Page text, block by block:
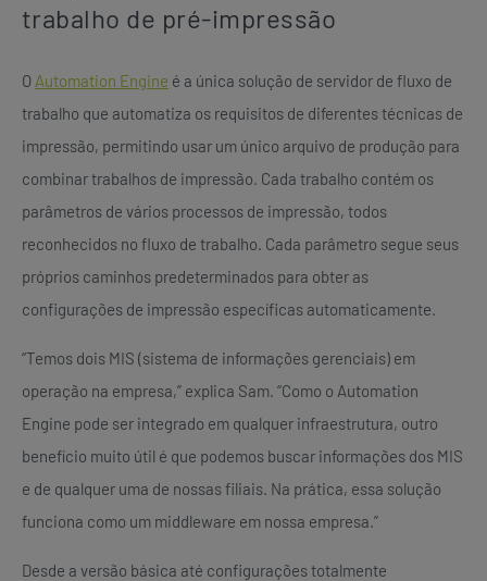
trabalho de pré-impressão
O Automation Engine é a única solução de servidor de fluxo de
trabalho que automatiza os requisitos de diferentes técnicas de
impressão, permitindo usar um único arquivo de produção para
combinar trabalhos de impressão. Cada trabalho contém os
parâmetros de vários processos de impressão, todos
reconhecidos no fluxo de trabalho. Cada parâmetro segue seus
próprios caminhos predeterminados para obter as
configurações de impressão específicas automaticamente.
“Temos dois MIS (sistema de informações gerenciais) em
operação na empresa,” explica Sam. “Como o Automation
Engine pode ser integrado em qualquer infraestrutura, outro
benefício muito útil é que podemos buscar informações dos MIS
e de qualquer uma de nossas filiais. Na prática, essa solução
funciona como um middleware em nossa empresa.”
Desde a versão básica até configurações totalmente